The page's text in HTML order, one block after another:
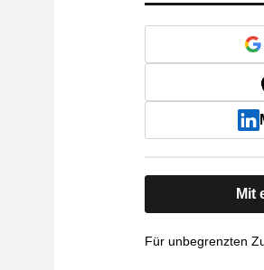
Mit
Für unbegrenzten